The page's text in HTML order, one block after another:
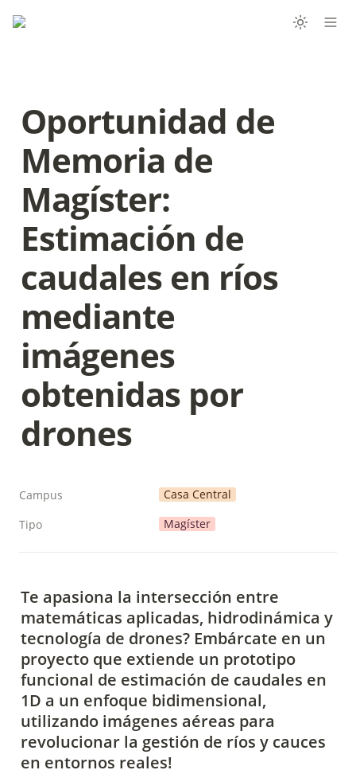
Oportunidad de
Memoria de
Magíster:
Estimación de
caudales en ríos
mediante
imágenes
obtenidas por
drones
Campus
Casa Central
Tipo
Magíster
Te apasiona la intersección entre
matemáticas aplicadas, hidrodinámica y
tecnología de drones? Embárcate en un
proyecto que extiende un prototipo
funcional de estimación de caudales en
1D a un enfoque bidimensional,
utilizando imágenes aéreas para
revolucionar la gestión de ríos y cauces
en entornos reales!